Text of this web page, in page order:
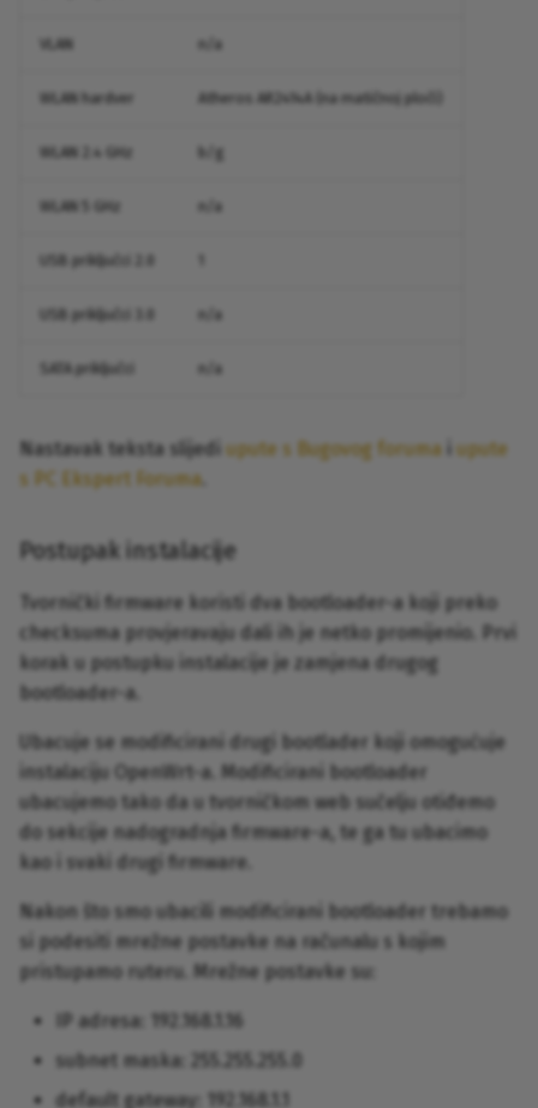
VLAN n/a
WLAN hardver Atheros AR2414A (na matičnoj ploči)
WLAN 2.4 GHz b/g
WLAN 5 GHz n/a
USB priključci 2.0
USB priključci 3.0 n/a
SATA priključci n/a
Nastavak teksta slijedi upute s Bugovog foruma
upute
s PC Ekspert Foruma.
Postupak instalacije
Tvornički firmware koristi dva bootloader-a koji preko
checksuma provjeravaju dali ih je netko promijenio. Prvi
korak u postupku instalacije je zamjena drugog
bootloader-a.
Ubacuje se modificirani drugi bootlader koji omogućuje
instalaciju OpenWrt-a. Modificirani bootloader
ubacujemo tako da u tvorničkom web sučelju otiđemo
do sekcije nadogradnja firmware-a, te ga tu ubacimo
kao i svaki drugi firmware.
Nakon što smo ubacili modificirani bootloader trebamo
si podesiti mrežne postavke na računalu s kojim
pristupamo ruteru. Mrežne postavke su:
IP adresa: 192.168.1.16
subnet maska: 255.255.255.0
default gateway: 192.168.1.1